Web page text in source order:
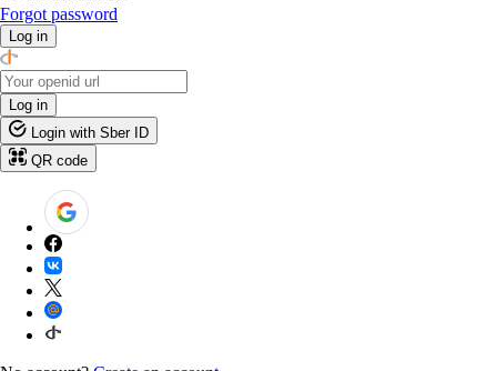
Forgot password
Log in
Log in
Login with Sber ID
QR code